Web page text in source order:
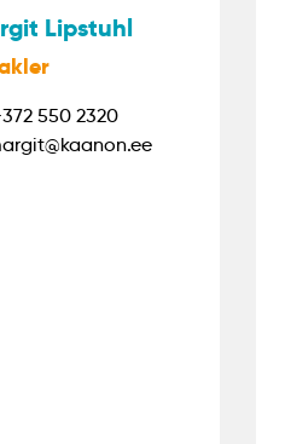
Lipstuhl
550 2320